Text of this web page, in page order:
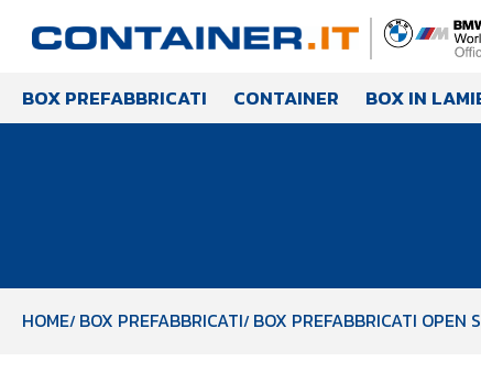
BOX PREFABBRICATI CONTAINER BOX IN
HOME BOX PREFABBRICATI BOX PREFABBRICATI OPEN